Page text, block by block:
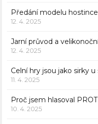
Předání modelu
12. 4. 2025
Jarní průvod a
12. 4. 2025
Celní hry jsou jako sirky
11. 4. 2025
Proč jsem hlasoval
10. 4. 2025